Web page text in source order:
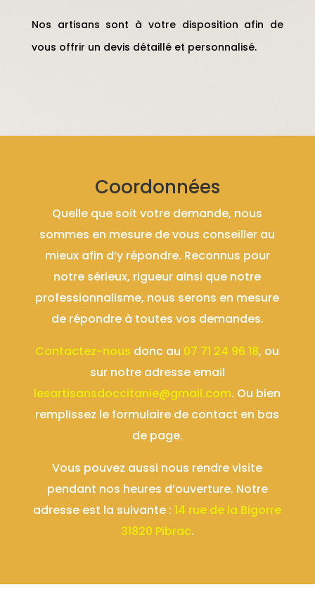
Nos artisans sont à votre disposition afin de
vous offrir un devis détaillé et personnalisé.
Coordonnées
Quelle que soit votre demande, nous
sommes en mesure de vous conseiller au
mieux afin d’y répondre. Reconnus pour
notre sérieux, rigueur ainsi que notre
professionnalisme, nous serons en mesure
de répondre à toutes vos demandes.
Contactez-nous donc au 07 71 24 96 18, ou
sur notre adresse email
lesartisansdoccitanie@gmail.com. Ou bien
remplissez le formulaire de contact en bas
de page.
Vous pouvez aussi nous rendre visite
pendant nos heures d’ouverture. Notre
adresse est la suivante : 14 rue de la Bigorre
31820 Pibrac.